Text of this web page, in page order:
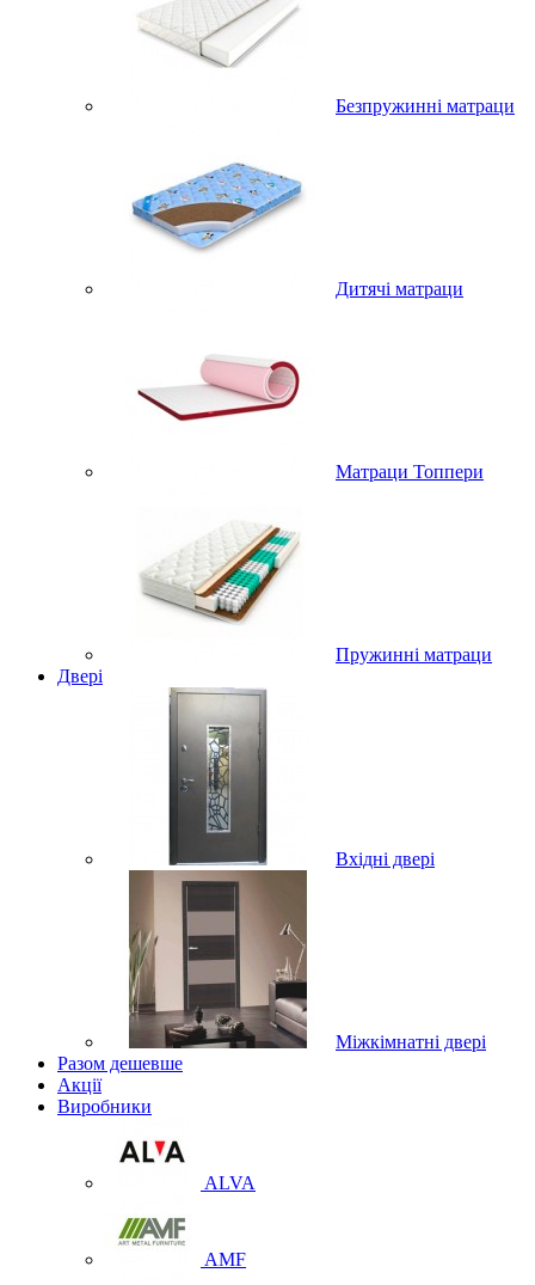
Безпружинні матраци
Дитячі матраци
Матраци Топпери
Пружинні матраци
Двері
Вхідні двері
Міжкімнатні двері
Разом дешевше
Акції
Виробники
ALVA
AMF